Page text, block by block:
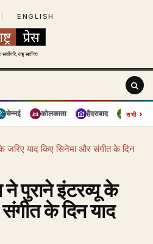
ENGLISH
चेन्नई कोलकाता हैदराबाद पुणे
सभी›
जरिए याद किए सिनेमा और संगीत के दिन
ने पुराने इंटरव्यू के
के दिन याद